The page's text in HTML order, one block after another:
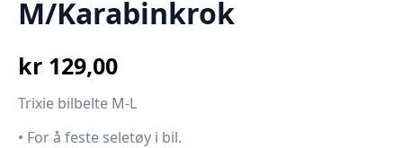
M/Karabinkrok
kr 129,00
Trixie bilbelte M-L
• For å feste seletøy i bil.